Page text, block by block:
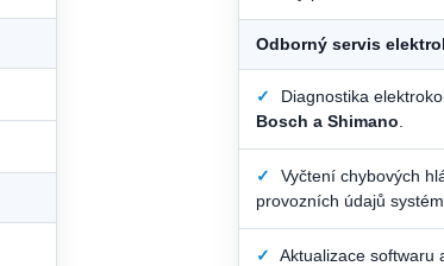
Odborný servis
✓
Diagnostika
Bosch a Shimano
✓
Vyčtení chybových
provozních údajů
✓
Aktualizace softwaru